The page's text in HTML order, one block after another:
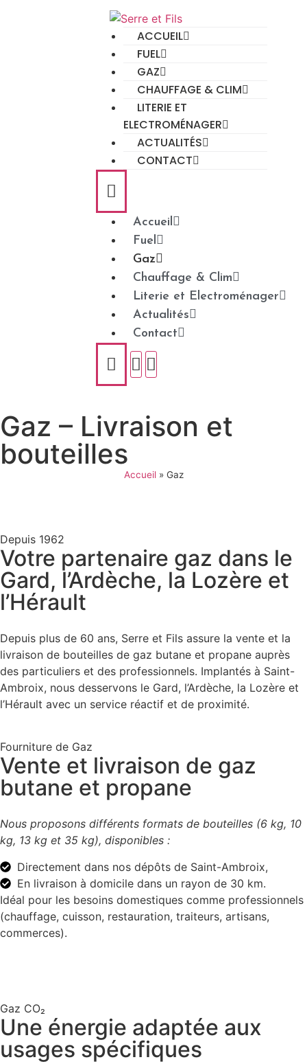
ACCUEIL
FUEL
GAZ
CHAUFFAGE & CLIM
LITERIE ET
ELECTROMÉNAGER
ACTUALITÉS
CONTACT
Accueil
Fuel
Gaz
Chauffage & Clim
Literie et Electroménager
Actualités
Contact
Gaz – Livraison et
bouteilles
Accueil» Gaz
Depuis 1962
Votre partenaire gaz dans le
Gard, l’Ardèche, la Lozère et
l’Hérault
Depuis plus de 60 ans, Serre et Fils assure la vente et la
livraison de bouteilles de gaz butane et propane auprès
des particuliers et des professionnels. Implantés à Saint-
Ambroix, nous desservons le Gard, l’Ardèche, la Lozère et
l’Hérault avec un service réactif et de proximité.
Fourniture de Gaz
Vente et livraison de gaz
butane et propane
Nous proposons différents formats de bouteilles (6 kg, 10
kg, 13 kg et 35 kg), disponibles :
Directement dans nos dépôts de Saint-Ambroix,
En livraison à domicile dans un rayon de 30 km.
Idéal pour les besoins domestiques comme professionnels
(chauffage, cuisson, restauration, traiteurs, artisans,
commerces).
Gaz CO₂
Une énergie adaptée aux
usages spécifiques